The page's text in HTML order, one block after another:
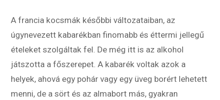
A francia kocsmák későbbi változataiban, az
úgynevezett kabarékban finomabb és éttermi jellegű
ételeket szolgáltak fel. De még itt is az alkohol
játszotta a főszerepet. A kabarék voltak azok a
helyek, ahová egy pohár vagy egy üveg borért lehetett
menni, de a sört és az almabort más, gyakran